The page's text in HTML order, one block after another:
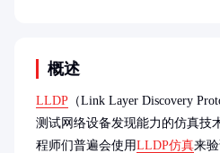
概述
LLDP （Link Layer Discovery
测试网络设备发现能力的仿真技
程师们普遍会使用LLDP仿真来